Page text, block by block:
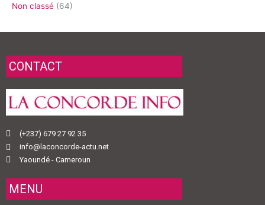
Non classé (64)
CONTACT
(+237) 679 27 92 35
info@laconcorde-actu.net
Yaoundé - Cameroun
MENU